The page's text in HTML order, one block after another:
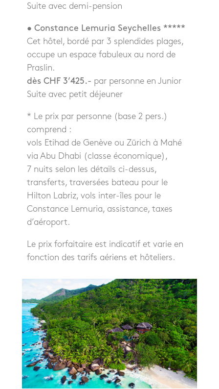
Suite avec demi-pension
• Constance Lemuria Seychelles *****
Cet hôtel, bordé par 3 splendides plages,
occupe un espace fabuleux au nord de
Praslin.
dès CHF 3’425.- par personne en Junior
Suite avec petit déjeuner
* Le prix par personne (base 2 pers.)
comprend :
vols Etihad de Genève ou Zürich à Mahé
via Abu Dhabi (classe économique),
7 nuits selon les détails ci-dessus,
transferts, traversées bateau pour le
Hilton Labriz, vols inter-îles pour le
Constance Lemuria, assistance, taxes
d’aéroport.
Le prix forfaitaire est indicatif et varie en
fonction des tarifs aériens et hôteliers.